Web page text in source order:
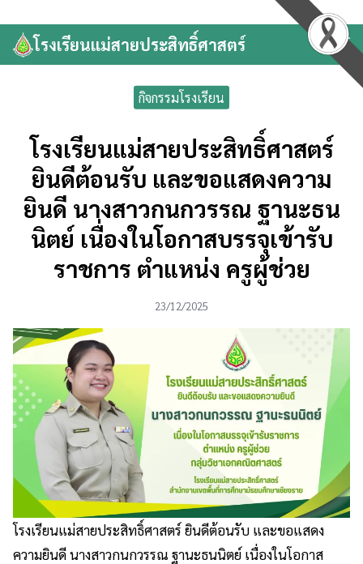
to
contentโรงเรียนแม่สายประสิทธิ์ศาสตร์
Search
for:
กิจกรรมโรงเรียน
โรงเรียนแม่สายประสิทธิ์ศาสตร์
ยินดีต้อนรับ และขอแสดงความ
ยินดี นางสาวกนกวรรณ ฐานะธน
นิตย์ เนื่องในโอกาสบรรจุเข้ารับ
ราชการ ตำแหน่ง ครูผู้ช่วย
23/12/2025
โรงเรียนแม่สายประสิทธิ์ศาสตร์ ยินดีต้อนรับ และขอแสดง
ความยินดี นางสาวกนกวรรณ ฐานะธนนิตย์ เนื่องในโอกาส